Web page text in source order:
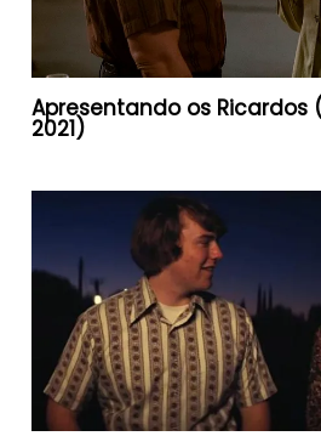
Apresentando os Ricardos
2021)